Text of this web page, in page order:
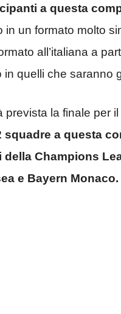
a questa
un formato molto
all’italiana a
quelli che saranno
la finale per
squadre a questa
Champions
e Bayern Monaco.